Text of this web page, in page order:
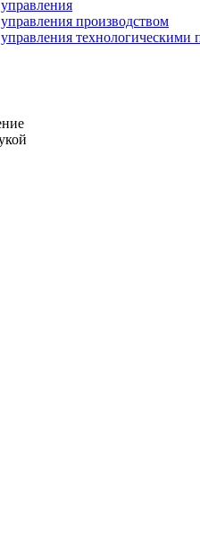
производством
технологическими